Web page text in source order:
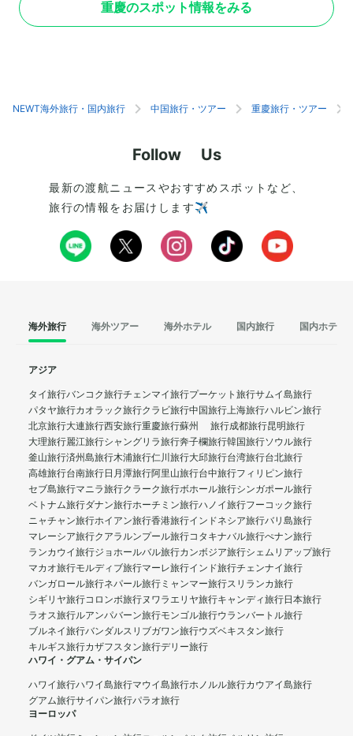
25,000平方mに及び、内部には約4,0
00席を備えた大ホールがあります。ここでは
大礼堂の前にある人民広場に訪れるのもおすす
立された寺院は、
であり、壮麗な建築
り、旅行中に体を動
重慶のスポット情報をみる
NEWT海外旅行・国内旅行 中国旅行・ツアー 重慶旅行・ツアー
Follow Us
最新の渡航ニュースやおすすめスポットなど、
旅行の情報をお届けします✈️
海外旅行 海外ツアー 海外ホテル 国内旅行 国内ホテル
アジア
タイ旅行バンコク旅行チェンマイ旅行プーケット旅行サムイ島旅行
パタヤ旅行カオラック旅行クラビ旅行中国旅行上海旅行ハルビン旅行
北京旅行大連旅行西安旅行重慶旅行蘇州 旅行成都旅行昆明旅行
大理旅行麗江旅行シャングリラ旅行奔子欄旅行韓国旅行ソウル旅行
釜山旅行済州島旅行木浦旅行仁川旅行大邱旅行台湾旅行台北旅行
高雄旅行台南旅行日月潭旅行阿里山旅行台中旅行フィリピン旅行
セブ島旅行マニラ旅行クラーク旅行ボホール旅行シンガポール旅行
ベトナム旅行ダナン旅行ホーチミン旅行ハノイ旅行フーコック旅行
ニャチャン旅行ホイアン旅行香港旅行インドネシア旅行バリ島旅行
マレーシア旅行クアラルンプール旅行コタキナバル旅行ぺナン旅行
ランカウイ旅行ジョホールバル旅行カンボジア旅行シェムリアップ旅行
マカオ旅行モルディブ旅行マーレ旅行インド旅行チェンナイ旅行
バンガロール旅行ネパール旅行 ミャンマー旅行スリランカ旅行
シギリヤ旅行コロンボ旅行ヌワラエリヤ旅行キャンディ旅行日本旅行
ラオス旅行ルアンパバーン旅行モンゴル旅行ウランバートル旅行
ブルネイ旅行バンダルスリブガワン旅行ウズベキスタン旅行
キルギス旅行カザフスタン旅行デリー旅行
ハワイ・グアム・サイパン
ハワイ旅行ハワイ島旅行マウイ島旅行ホノルル旅行カウアイ島旅行
グアム旅行サイパン旅行パラオ旅行
ヨーロッパ